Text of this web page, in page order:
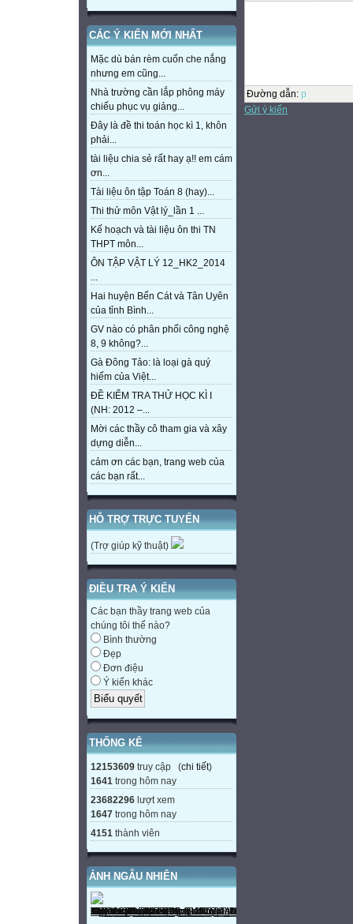
CÁC Ý KIẾN MỚI NHẤT
Mặc dù bán rèm cuốn che nắng
nhưng em cũng...
Nhà trường cần lắp phông máy
chiếu phục vụ giảng...
Đây là đề thi toán học kì 1, khôn
phải...
tài liệu chia sẻ rất hay ạ!! em cám
ơn...
Tài liệu ôn tập Toán 8 (hay)...
Thi thử môn Vật lý_lần 1 ...
Kế hoạch và tài liệu ôn thi TN
THPT môn...
ÔN TẬP VẬT LÝ 12_HK2_2014
...
Hai huyện Bến Cát và Tân Uyên
của tỉnh Bình...
GV nào có phân phối công nghệ
8, 9 không?...
Gà Đông Tảo: là loại gà quý
hiếm của Việt...
ĐỀ KIỂM TRA THỬ HỌC KÌ I
(NH: 2012 –...
Mời các thầy cô tham gia và xây
dựng diễn...
cảm ơn các bạn, trang web của
các bạn rất...
HỖ TRỢ TRỰC TUYẾN
(Trợ giúp kỹ thuật)
ĐIỀU TRA Ý KIẾN
Các bạn thầy trang web của
chúng tôi thế nào?
Bình thường
Đẹp
Đơn điệu
Ý kiến khác
THỐNG KÊ
12153609 truy cập (chi tiết)
1641 trong hôm nay
23682296 lượt xem
1647 trong hôm nay
4151 thành viên
ẢNH NGẪU NHIÊN
Đường dẫn: p
Gửi ý kiến